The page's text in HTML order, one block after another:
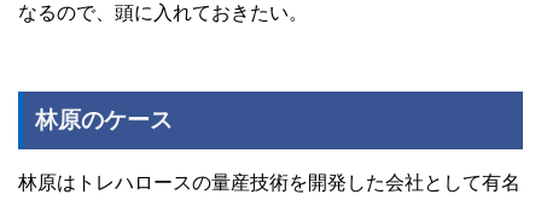
なるので、頭に入れておきたい。
林原のケース
林原はトレハロースの量産技術を開発した会社として有名